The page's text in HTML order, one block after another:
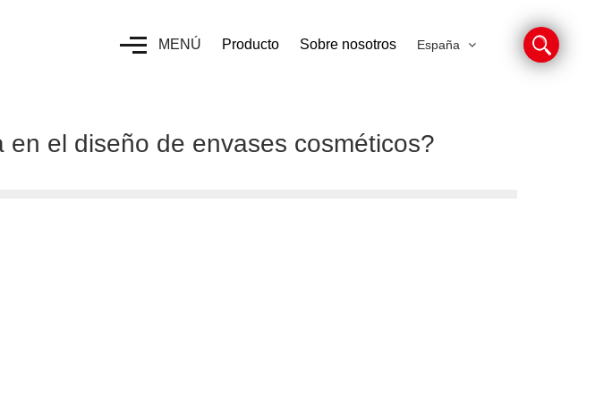
MENÚ Producto Sobre nosotros España
el diseño de envases cosméticos?